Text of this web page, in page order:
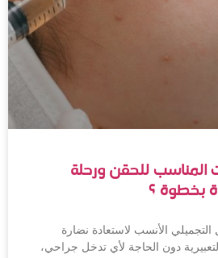
المناسب للحقن ورحلة
بخطوة ؟
التجميلي الأنسب لاستعادة نضارة
دون الحاجة لأي تدخل جراحي،